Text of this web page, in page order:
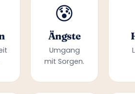
😰
Ängste
Umgang
mit Sorgen.